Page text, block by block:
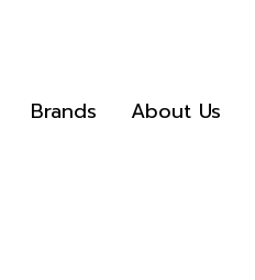
Brands About Us